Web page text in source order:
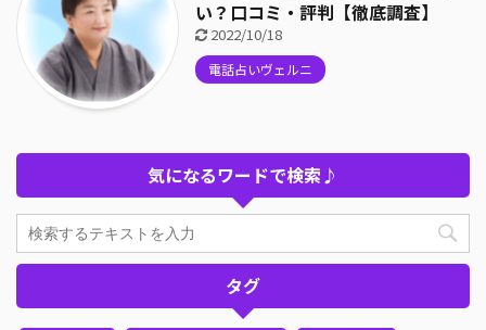
い？口コミ・評判【徹底調査】
2022/10/18
電話占いヴェルニ
気になるワードで検索♪
タグ